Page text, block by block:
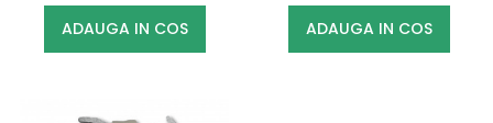
ADAUGA IN COS ADAUGA IN COS